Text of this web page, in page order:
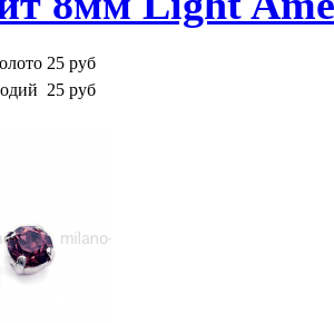
25 руб
25 руб